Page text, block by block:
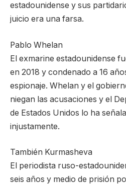
estadounidense y sus
juicio era una farsa.
Pablo Whelan
El exmarine estadounidense
en 2018 y condenado a 16
espionaje. Whelan y el
niegan las acusaciones y el
de Estados Unidos lo ha
injustamente.
También Kurmasheva
El periodista ruso-
seis años y medio de prisión